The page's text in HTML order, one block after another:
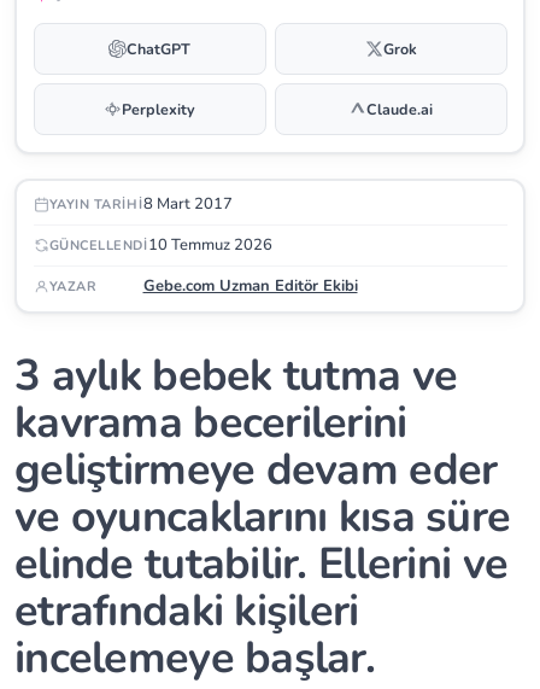
ChatGPT Grok
Perplexity Claude.ai
YAYIN TARIHI8 Mart 2017
GÜNCELLENDI10 Temmuz 2026
YAZAR Gebe.com Uzman Editör Ekibi
3 aylık bebek tutma ve
kavrama becerilerini
geliştirmeye devam eder
ve oyuncaklarını kısa süre
elinde tutabilir. Ellerini ve
etrafındaki kişileri
incelemeye başlar.